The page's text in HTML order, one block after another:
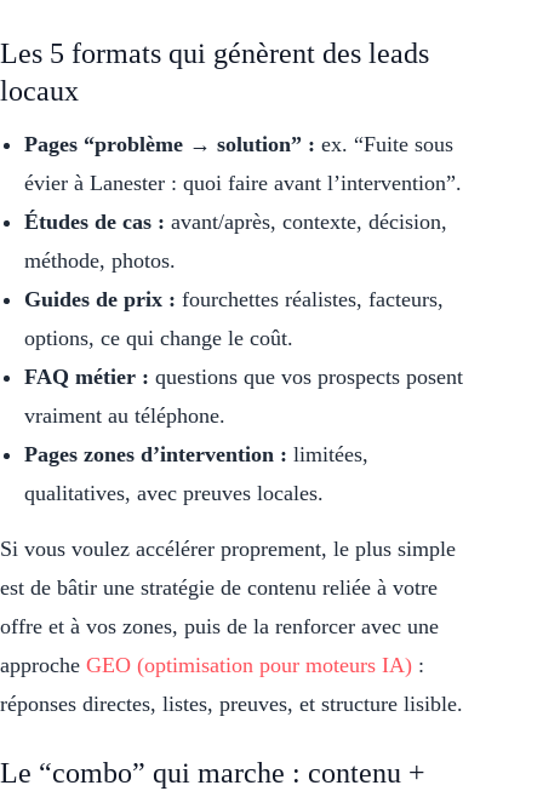
Les 5 formats qui génèrent des leads
locaux
Pages “problème → solution” : ex. “Fuite sous
évier à Lanester : quoi faire avant l’intervention”.
Études de cas : avant/après, contexte, décision,
méthode, photos.
Guides de prix : fourchettes réalistes, facteurs,
options, ce qui change le coût.
FAQ métier : questions que vos prospects posent
vraiment au téléphone.
Pages zones d’intervention : limitées,
qualitatives, avec preuves locales.
Si vous voulez accélérer proprement, le plus simple
est de bâtir une stratégie de contenu reliée à votre
offre et à vos zones, puis de la renforcer avec une
approche GEO (optimisation pour moteurs IA) :
réponses directes, listes, preuves, et structure lisible.
Le “combo” qui marche : contenu +